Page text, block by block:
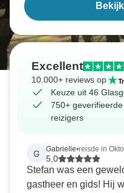
Excellent
10.000+ reviews op
Keuze uit 46
750+
reizigers
G Gabrielle•reisde in
5,0
Stefan was een
gastheer en gids! Hij